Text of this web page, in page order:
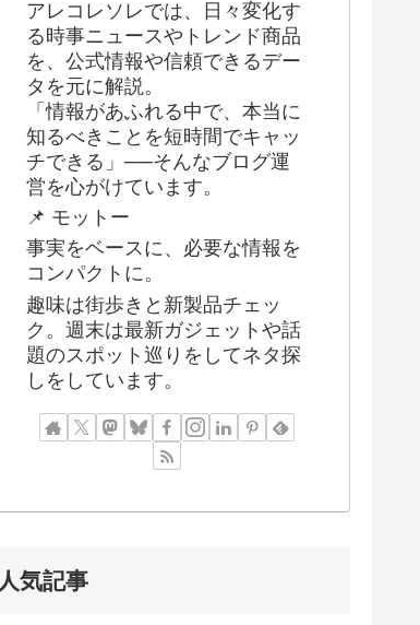
アレコレソレでは、日々変化す
る時事ニュースやトレンド商品
を、公式情報や信頼できるデー
タを元に解説。
「情報があふれる中で、本当に
知るべきことを短時間でキャッ
チできる」──そんなブログ運
営を心がけています。
📌 モットー
事実をベースに、必要な情報を
コンパクトに。
趣味は街歩きと新製品チェッ
ク。週末は最新ガジェットや話
題のスポット巡りをしてネタ探
しをしています。
人気記事